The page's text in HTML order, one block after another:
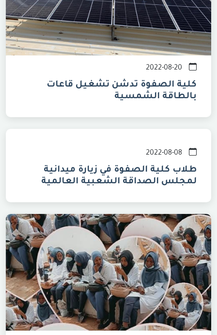
كلية الصفوة تدشن تشغيل قاعات
بالطاقة الشمسية
طلاب كلية الصفوة في زيارة ميدانية
لمجلس الصداقة الشعبية العالمية